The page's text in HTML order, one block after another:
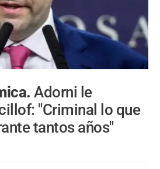
Adorni le
"Criminal lo que
tantos años"